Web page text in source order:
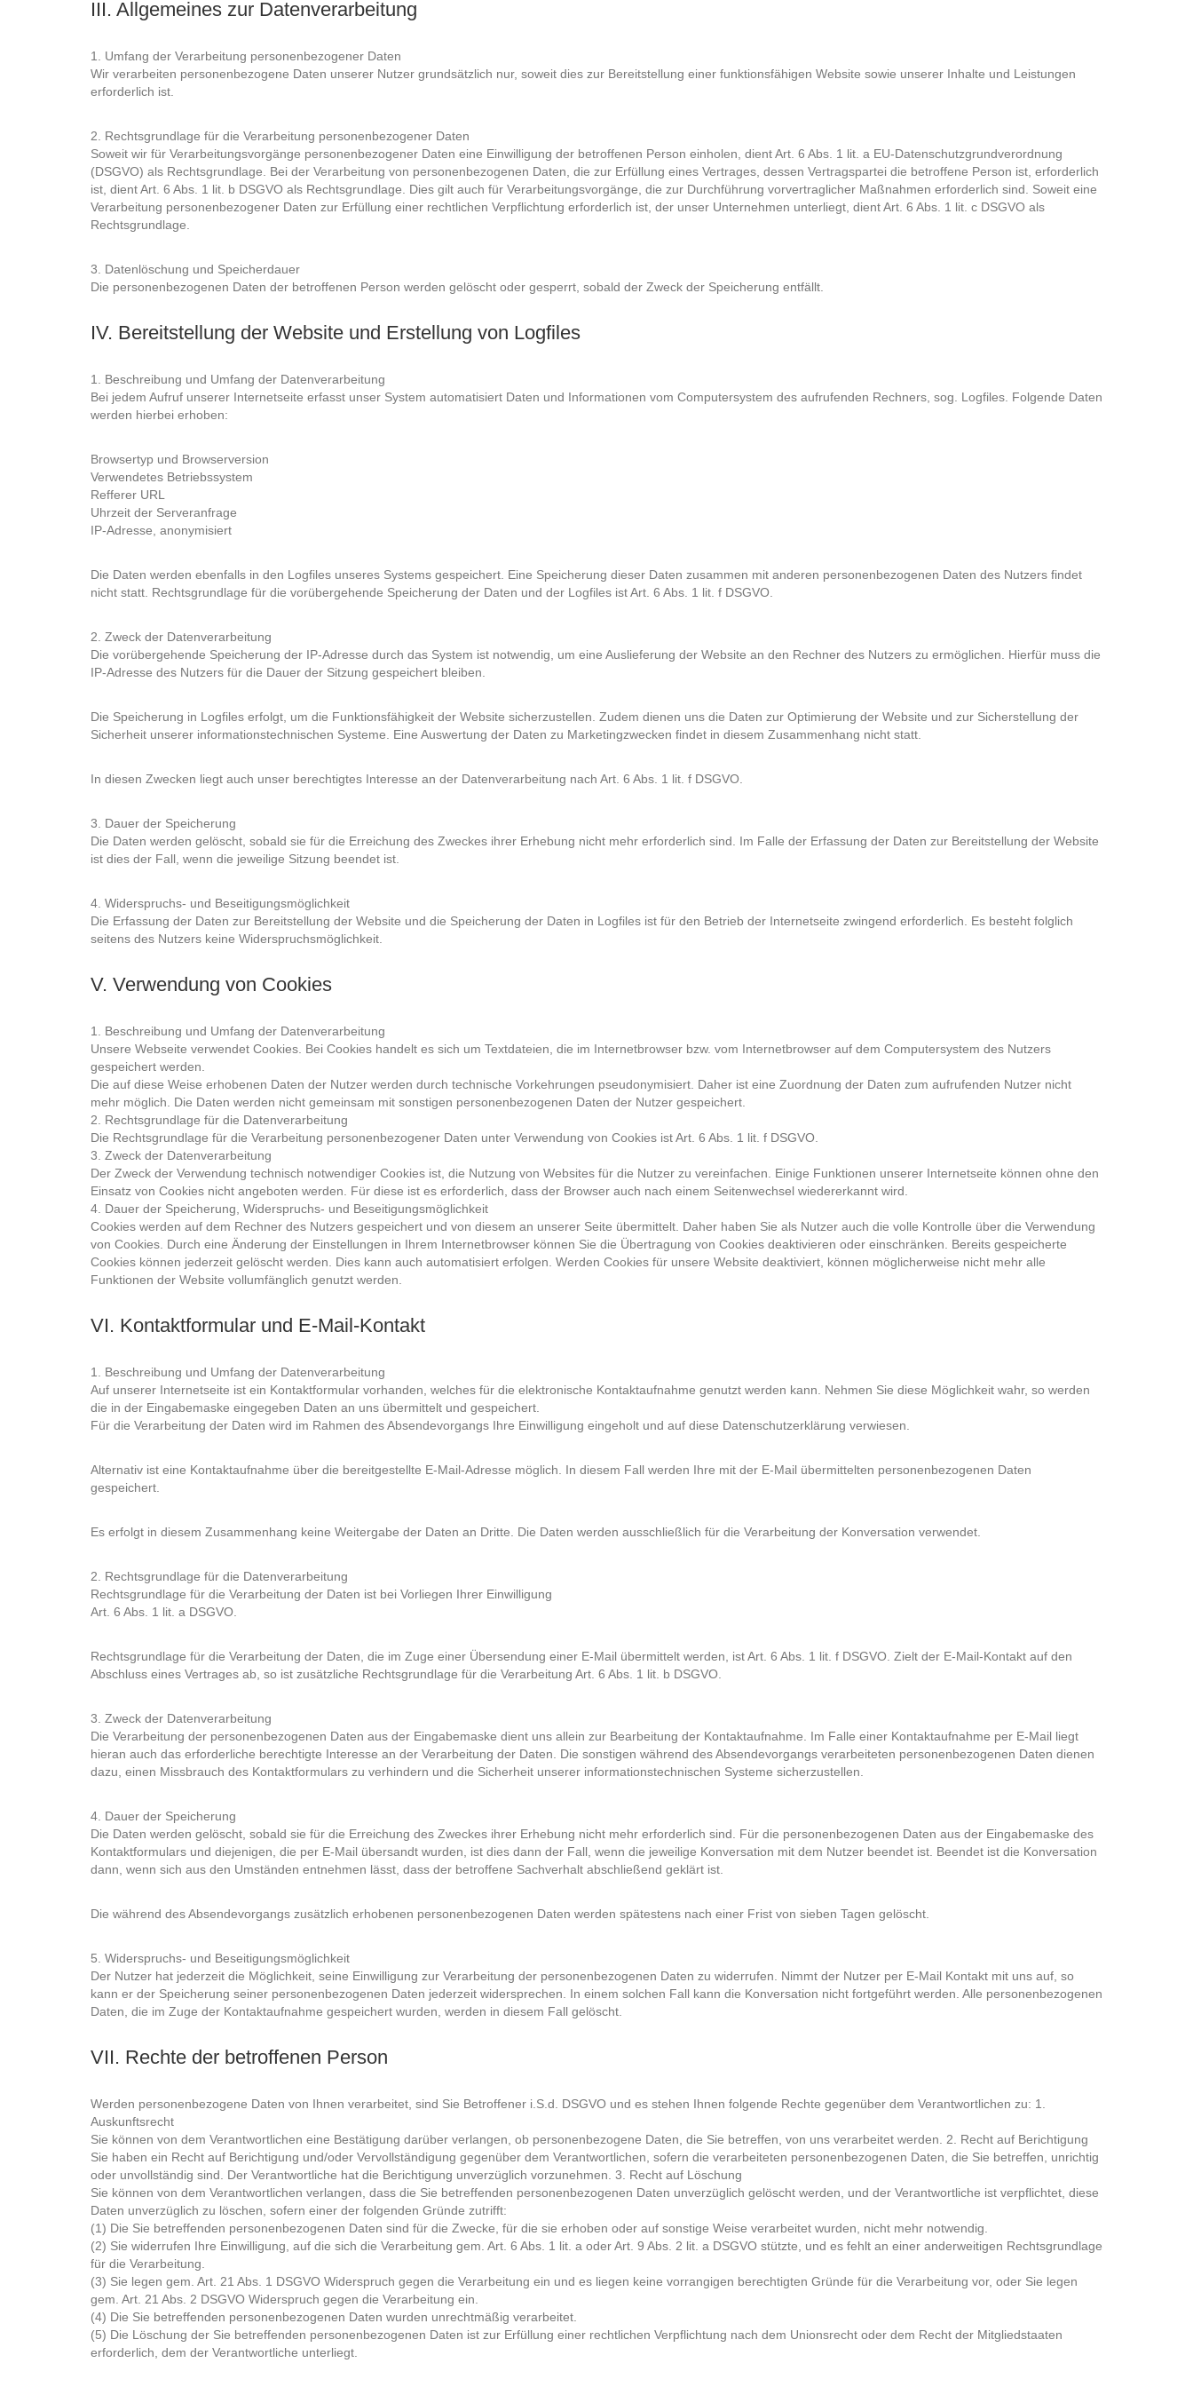
III. Allgemeines zur Datenverarbeitung
1. Umfang der Verarbeitung personenbezogener Daten
Wir verarbeiten personenbezogene Daten unserer Nutzer grundsätzlich nur, soweit dies zur Bereitstellung einer funktionsfähigen Website sowie unserer Inhalte und Leistungen
erforderlich ist.
2. Rechtsgrundlage für die Verarbeitung personenbezogener Daten
Soweit wir für Verarbeitungsvorgänge personenbezogener Daten eine Einwilligung der betroffenen Person einholen, dient Art. 6 Abs. 1 lit. a EU-Datenschutzgrundverordnung
(DSGVO) als Rechtsgrundlage. Bei der Verarbeitung von personenbezogenen Daten, die zur Erfüllung eines Vertrages, dessen Vertragspartei die betroffene Person ist, erforderlich
ist, dient Art. 6 Abs. 1 lit. b DSGVO als Rechtsgrundlage. Dies gilt auch für Verarbeitungsvorgänge, die zur Durchführung vorvertraglicher Maßnahmen erforderlich sind. Soweit eine
Verarbeitung personenbezogener Daten zur Erfüllung einer rechtlichen Verpflichtung erforderlich ist, der unser Unternehmen unterliegt, dient Art. 6 Abs. 1 lit. c DSGVO als
Rechtsgrundlage.
3. Datenlöschung und Speicherdauer
Die personenbezogenen Daten der betroffenen Person werden gelöscht oder gesperrt, sobald der Zweck der Speicherung entfällt.
IV. Bereitstellung der Website und Erstellung von Logfiles
1. Beschreibung und Umfang der Datenverarbeitung
Bei jedem Aufruf unserer Internetseite erfasst unser System automatisiert Daten und Informationen vom Computersystem des aufrufenden Rechners, sog. Logfiles. Folgende Daten
werden hierbei erhoben:
Browsertyp und Browserversion
Verwendetes Betriebssystem
Refferer URL
Uhrzeit der Serveranfrage
IP-Adresse, anonymisiert
Die Daten werden ebenfalls in den Logfiles unseres Systems gespeichert. Eine Speicherung dieser Daten zusammen mit anderen personenbezogenen Daten des Nutzers findet
nicht statt. Rechtsgrundlage für die vorübergehende Speicherung der Daten und der Logfiles ist Art. 6 Abs. 1 lit. f DSGVO.
2. Zweck der Datenverarbeitung
Die vorübergehende Speicherung der IP-Adresse durch das System ist notwendig, um eine Auslieferung der Website an den Rechner des Nutzers zu ermöglichen. Hierfür muss die
IP-Adresse des Nutzers für die Dauer der Sitzung gespeichert bleiben.
Die Speicherung in Logfiles erfolgt, um die Funktionsfähigkeit der Website sicherzustellen. Zudem dienen uns die Daten zur Optimierung der Website und zur Sicherstellung der
Sicherheit unserer informationstechnischen Systeme. Eine Auswertung der Daten zu Marketingzwecken findet in diesem Zusammenhang nicht statt.
In diesen Zwecken liegt auch unser berechtigtes Interesse an der Datenverarbeitung nach Art. 6 Abs. 1 lit. f DSGVO.
3. Dauer der Speicherung
Die Daten werden gelöscht, sobald sie für die Erreichung des Zweckes ihrer Erhebung nicht mehr erforderlich sind. Im Falle der Erfassung der Daten zur Bereitstellung der Website
ist dies der Fall, wenn die jeweilige Sitzung beendet ist.
4. Widerspruchs- und Beseitigungsmöglichkeit
Die Erfassung der Daten zur Bereitstellung der Website und die Speicherung der Daten in Logfiles ist für den Betrieb der Internetseite zwingend erforderlich. Es besteht folglich
seitens des Nutzers keine Widerspruchsmöglichkeit.
V. Verwendung von Cookies
1. Beschreibung und Umfang der Datenverarbeitung
Unsere Webseite verwendet Cookies. Bei Cookies handelt es sich um Textdateien, die im Internetbrowser bzw. vom Internetbrowser auf dem Computersystem des Nutzers
gespeichert werden.
Die auf diese Weise erhobenen Daten der Nutzer werden durch technische Vorkehrungen pseudonymisiert. Daher ist eine Zuordnung der Daten zum aufrufenden Nutzer nicht
mehr möglich. Die Daten werden nicht gemeinsam mit sonstigen personenbezogenen Daten der Nutzer gespeichert.
2. Rechtsgrundlage für die Datenverarbeitung
Die Rechtsgrundlage für die Verarbeitung personenbezogener Daten unter Verwendung von Cookies ist Art. 6 Abs. 1 lit. f DSGVO.
3. Zweck der Datenverarbeitung
Der Zweck der Verwendung technisch notwendiger Cookies ist, die Nutzung von Websites für die Nutzer zu vereinfachen. Einige Funktionen unserer Internetseite können ohne den
Einsatz von Cookies nicht angeboten werden. Für diese ist es erforderlich, dass der Browser auch nach einem Seitenwechsel wiedererkannt wird.
4. Dauer der Speicherung, Widerspruchs- und Beseitigungsmöglichkeit
Cookies werden auf dem Rechner des Nutzers gespeichert und von diesem an unserer Seite übermittelt. Daher haben Sie als Nutzer auch die volle Kontrolle über die Verwendung
von Cookies. Durch eine Änderung der Einstellungen in Ihrem Internetbrowser können Sie die Übertragung von Cookies deaktivieren oder einschränken. Bereits gespeicherte
Cookies können jederzeit gelöscht werden. Dies kann auch automatisiert erfolgen. Werden Cookies für unsere Website deaktiviert, können möglicherweise nicht mehr alle
Funktionen der Website vollumfänglich genutzt werden.
VI. Kontaktformular und E-Mail-Kontakt
1. Beschreibung und Umfang der Datenverarbeitung
Auf unserer Internetseite ist ein Kontaktformular vorhanden, welches für die elektronische Kontaktaufnahme genutzt werden kann. Nehmen Sie diese Möglichkeit wahr, so werden
die in der Eingabemaske eingegeben Daten an uns übermittelt und gespeichert.
Für die Verarbeitung der Daten wird im Rahmen des Absendevorgangs Ihre Einwilligung eingeholt und auf diese Datenschutzerklärung verwiesen.
Alternativ ist eine Kontaktaufnahme über die bereitgestellte E-Mail-Adresse möglich. In diesem Fall werden Ihre mit der E-Mail übermittelten personenbezogenen Daten
gespeichert.
Es erfolgt in diesem Zusammenhang keine Weitergabe der Daten an Dritte. Die Daten werden ausschließlich für die Verarbeitung der Konversation verwendet.
2. Rechtsgrundlage für die Datenverarbeitung
Rechtsgrundlage für die Verarbeitung der Daten ist bei Vorliegen Ihrer Einwilligung
Art. 6 Abs. 1 lit. a DSGVO.
Rechtsgrundlage für die Verarbeitung der Daten, die im Zuge einer Übersendung einer E-Mail übermittelt werden, ist Art. 6 Abs. 1 lit. f DSGVO. Zielt der E-Mail-Kontakt auf den
Abschluss eines Vertrages ab, so ist zusätzliche Rechtsgrundlage für die Verarbeitung Art. 6 Abs. 1 lit. b DSGVO.
3. Zweck der Datenverarbeitung
Die Verarbeitung der personenbezogenen Daten aus der Eingabemaske dient uns allein zur Bearbeitung der Kontaktaufnahme. Im Falle einer Kontaktaufnahme per E-Mail liegt
hieran auch das erforderliche berechtigte Interesse an der Verarbeitung der Daten. Die sonstigen während des Absendevorgangs verarbeiteten personenbezogenen Daten dienen
dazu, einen Missbrauch des Kontaktformulars zu verhindern und die Sicherheit unserer informationstechnischen Systeme sicherzustellen.
4. Dauer der Speicherung
Die Daten werden gelöscht, sobald sie für die Erreichung des Zweckes ihrer Erhebung nicht mehr erforderlich sind. Für die personenbezogenen Daten aus der Eingabemaske des
Kontaktformulars und diejenigen, die per E-Mail übersandt wurden, ist dies dann der Fall, wenn die jeweilige Konversation mit dem Nutzer beendet ist. Beendet ist die Konversation
dann, wenn sich aus den Umständen entnehmen lässt, dass der betroffene Sachverhalt abschließend geklärt ist.
Die während des Absendevorgangs zusätzlich erhobenen personenbezogenen Daten werden spätestens nach einer Frist von sieben Tagen gelöscht.
5. Widerspruchs- und Beseitigungsmöglichkeit
Der Nutzer hat jederzeit die Möglichkeit, seine Einwilligung zur Verarbeitung der personenbezogenen Daten zu widerrufen. Nimmt der Nutzer per E-Mail Kontakt mit uns auf, so
kann er der Speicherung seiner personenbezogenen Daten jederzeit widersprechen. In einem solchen Fall kann die Konversation nicht fortgeführt werden. Alle personenbezogenen
Daten, die im Zuge der Kontaktaufnahme gespeichert wurden, werden in diesem Fall gelöscht.
VII. Rechte der betroffenen Person
Werden personenbezogene Daten von Ihnen verarbeitet, sind Sie Betroffener i.S.d. DSGVO und es stehen Ihnen folgende Rechte gegenüber dem Verantwortlichen zu: 1.
Auskunftsrecht
Sie können von dem Verantwortlichen eine Bestätigung darüber verlangen, ob personenbezogene Daten, die Sie betreffen, von uns verarbeitet werden. 2. Recht auf Berichtigung
Sie haben ein Recht auf Berichtigung und/oder Vervollständigung gegenüber dem Verantwortlichen, sofern die verarbeiteten personenbezogenen Daten, die Sie betreffen, unrichtig
oder unvollständig sind. Der Verantwortliche hat die Berichtigung unverzüglich vorzunehmen. 3. Recht auf Löschung
Sie können von dem Verantwortlichen verlangen, dass die Sie betreffenden personenbezogenen Daten unverzüglich gelöscht werden, und der Verantwortliche ist verpflichtet, diese
Daten unverzüglich zu löschen, sofern einer der folgenden Gründe zutrifft:
(1) Die Sie betreffenden personenbezogenen Daten sind für die Zwecke, für die sie erhoben oder auf sonstige Weise verarbeitet wurden, nicht mehr notwendig.
(2) Sie widerrufen Ihre Einwilligung, auf die sich die Verarbeitung gem. Art. 6 Abs. 1 lit. a oder Art. 9 Abs. 2 lit. a DSGVO stützte, und es fehlt an einer anderweitigen Rechtsgrundlage
für die Verarbeitung.
(3) Sie legen gem. Art. 21 Abs. 1 DSGVO Widerspruch gegen die Verarbeitung ein und es liegen keine vorrangigen berechtigten Gründe für die Verarbeitung vor, oder Sie legen
gem. Art. 21 Abs. 2 DSGVO Widerspruch gegen die Verarbeitung ein.
(4) Die Sie betreffenden personenbezogenen Daten wurden unrechtmäßig verarbeitet.
(5) Die Löschung der Sie betreffenden personenbezogenen Daten ist zur Erfüllung einer rechtlichen Verpflichtung nach dem Unionsrecht oder dem Recht der Mitgliedstaaten
erforderlich, dem der Verantwortliche unterliegt.